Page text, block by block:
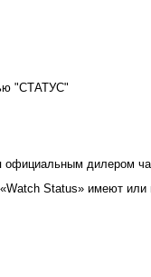
"СТАТУС"
официальным дилером
Status» имеют